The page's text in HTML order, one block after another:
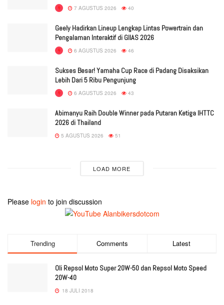
7 AGUSTUS 2026 40
Geely Hadirkan Lineup Lengkap Lintas Powertrain dan
Pengalaman Interaktif di GIIAS 2026
6 AGUSTUS 2026 46
Sukses Besar! Yamaha Cup Race di Padang Disaksikan
Lebih Dari 5 Ribu Pengunjung
6 AGUSTUS 2026 43
Abimanyu Raih Double Winner pada Putaran Ketiga IHTTC
2026 di Thailand
5 AGUSTUS 2026 51
LOAD MORE
Please login to join discussion
Trending Comments Latest
Oli Repsol Moto Super 20W-50 dan Repsol Moto Speed
20W-40
18 JULI 2018